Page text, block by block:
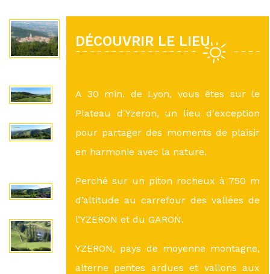
DÉCOUVRIR LE LIEU
A 30 min. de Lyon, vous êtes sur le
Plateau d'Yzeron, un lieu d'exception
pour partager des moments de plaisir
en harmonie avec la nature.
Perché sur un piton rocheux à 750 m
d’altitude au carrefour des vallées de
l’YZERON et du GARON.
YZERON, pays de moyenne montagne,
alterne pentes ardues et vallons aux